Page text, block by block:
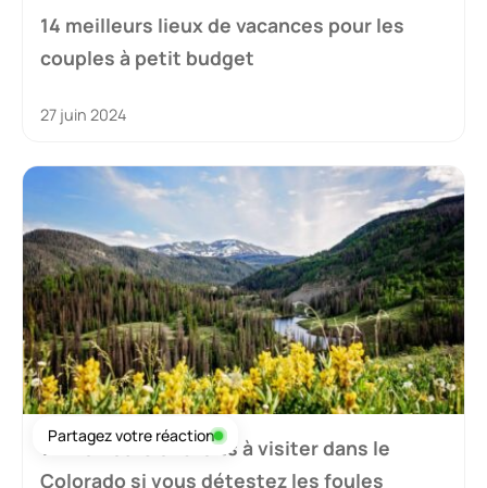
14 meilleurs lieux de vacances pour les
couples à petit budget
27 juin 2024
14 meilleurs endroits à visiter dans le
Colorado si vous détestez les foules
Partagez votre réaction